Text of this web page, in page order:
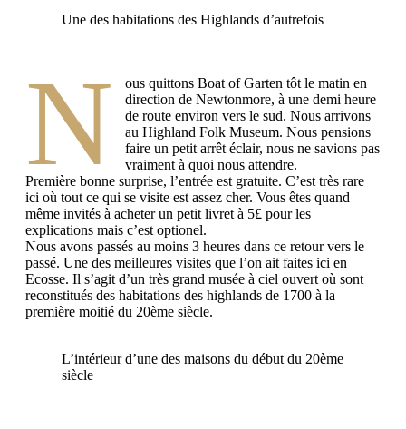
Une des habitations des Highlands d’autrefois
N
ous quittons Boat of Garten tôt le matin en
direction de Newtonmore, à une demi heure
de route environ vers le sud. Nous arrivons
au Highland Folk Museum. Nous pensions
faire un petit arrêt éclair, nous ne savions pas
vraiment à quoi nous attendre.
Première bonne surprise, l’entrée est gratuite. C’est très rare
ici où tout ce qui se visite est assez cher. Vous êtes quand
même invités à acheter un petit livret à 5£ pour les
explications mais c’est optionel.
Nous avons passés au moins 3 heures dans ce retour vers le
passé. Une des meilleures visites que l’on ait faites ici en
Ecosse. Il s’agit d’un très grand musée à ciel ouvert où sont
reconstitués des habitations des highlands de 1700 à la
première moitié du 20ème siècle.
L’intérieur d’une des maisons du début du 20ème
siècle